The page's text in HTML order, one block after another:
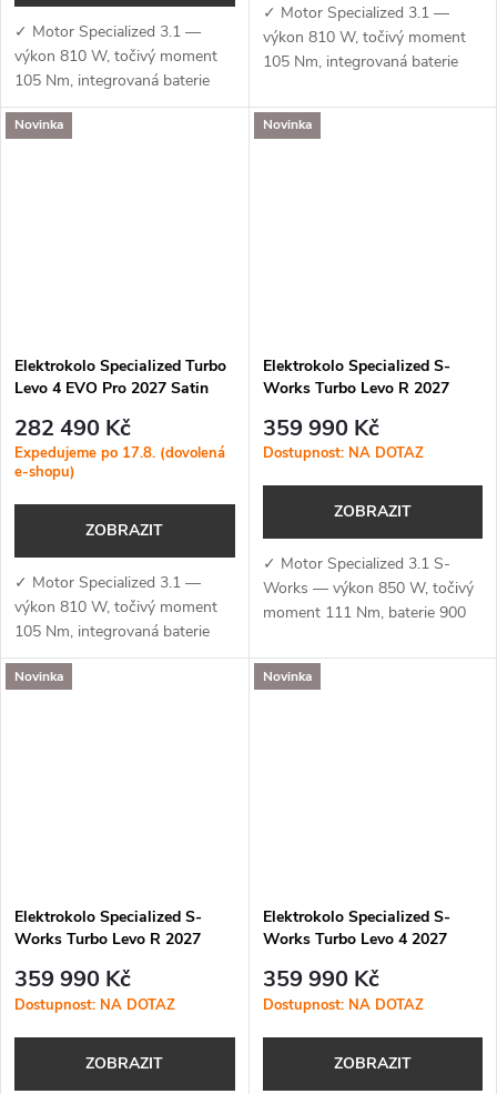
✓ Motor Specialized 3.1 —
výkon 810 W, točivý moment
105 Nm, integrovaná baterie
840 Wh a podpora aplikace
Specialized (MicroTune, OTA
✓ Motor Specialized 3.1 —
výkon 810 W, točivý moment
105 Nm, integrovaná baterie
Specialized (MicroTune, OTA
aktualizace, Bluetooth, ANT+,
Novinka
Elektrokolo Specialized Turbo
Levo 4 EVO Pro 2027 Satin
282 490 Kč
Expedujeme po 17.8. (dovolená
e-shopu)
ZOBRAZIT
✓ Motor Specialized 3.1 —
výkon 810 W, točivý moment
105 Nm, integrovaná baterie
840 Wh a podpora aplikace
Specialized (MicroTune, OTA
Novinka
Elektrokolo Specialized S-
Works Turbo Levo R 2027
Pistachio
359 990 Kč
Dostupnost: NA DOTAZ
ZOBRAZIT
✓ Motor Specialized 3.1 S-
Works — výkon 850 W, točivý
moment 111 Nm, baterie 900
Specialized (MicroTune, OTA
aktualizace, Bluetooth, ANT+,
Novinka
Elektrokolo Specialized S-
Works Turbo Levo R 2027
Green Pearl / Oak Green
Metallic
359 990 Kč
Dostupnost: NA DOTAZ
ZOBRAZIT
Novinka
Elektrokolo Specialized S-
Works Turbo Levo 4 2027
/ Gloss Chrome
359 990 Kč
Dostupnost: NA DOTAZ
ZOBRAZIT